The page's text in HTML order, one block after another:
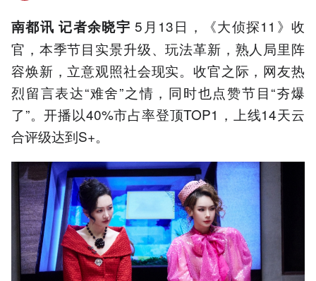
南都讯 记者余晓宇 5月13日，《大侦探11》收
官，本季节目实景升级、玩法革新，熟人局里阵
容焕新，立意观照社会现实。收官之际，网友热
烈留言表达“难舍”之情，同时也点赞节目“夯爆
了”。开播以40%市占率登顶TOP1，上线14天云
合评级达到S+。